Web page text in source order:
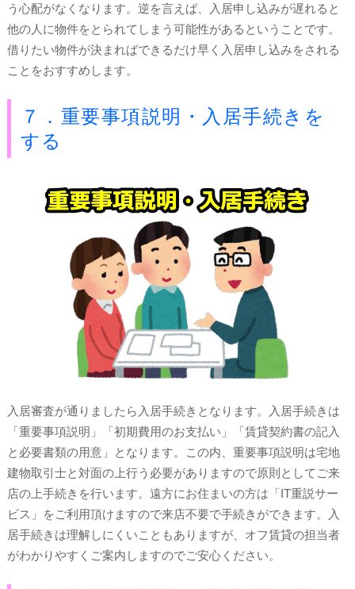
う心配がなくなります。逆を言えば、入居申し込みが遅れると
他の人に物件をとられてしまう可能性があるということです。
借りたい物件が決まればできるだけ早く入居申し込みをされる
ことをおすすめします。
７．重要事項説明・入居手続きを
する
入居審査が通りましたら入居手続きとなります。入居手続きは
「重要事項説明」「初期費用のお支払い」「賃貸契約書の記入
と必要書類の用意」となります。この内、重要事項説明は宅地
建物取引士と対面の上行う必要がありますので原則としてご来
店の上手続きを行います。遠方にお住まいの方は「IT重説サー
ビス」をご利用頂けますので来店不要で手続きができます。入
居手続きは理解しにくいこともありますが、オフ賃貸の担当者
がわかりやすくご案内しますのでご安心ください。